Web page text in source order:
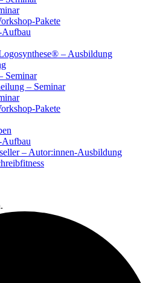
Pakete
Aufbau
– Ausbildung
Seminar
– Seminar
Pakete
Aufbau
– Autor:innen-Ausbildung